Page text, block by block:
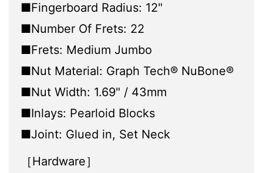
■Fingerboard Radius: 12"
■Number Of Frets: 22
■Frets: Medium Jumbo
■Nut Material: Graph Tech® NuBone®
■Nut Width: 1.69" / 43mm
■Inlays: Pearloid Blocks
■Joint: Glued in, Set Neck
［Hardware］